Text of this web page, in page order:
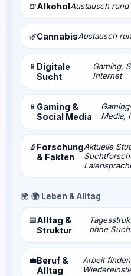
🍺AlkoholAustausch
🌿CannabisAustausch
📱 Digitale
Sucht
Gaming,
Internet
📱 Gaming &
Social Media
Media,
🔬 Forschung
& Fakten
Aktuelle
🌍 🌍 Leben & Alltag
📅Alltag &
Struktur
ohne
💼Beruf &
Alltag
Arbeit